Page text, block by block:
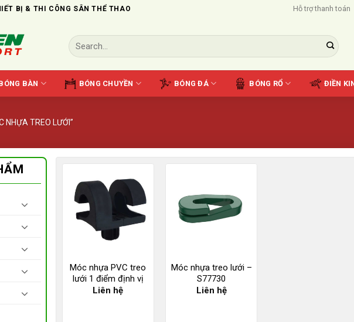
BỊ & THI CÔNG SÂN THỂ THAO Hỗ trợ thanh toán
Search
for:
BÀN BÓNG CHUYỀN BÓNG ĐÁ BÓNG RỔ ĐIỀN
NHỰA TREO LƯỚI”
Móc nhựa PVC treo
lưới 1 điểm định vị
Liên hệ
Móc nhựa treo lưới –
S77730
Liên hệ